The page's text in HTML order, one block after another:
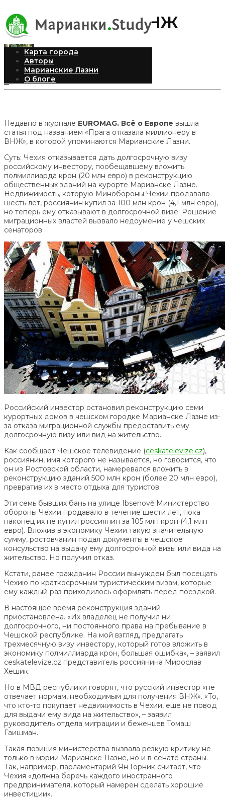
Карта города
Авторы
Марианские Лазни
О блоге
Миллионер и ВНЖ
Andrea Опубликовано 12.06.2012
Недавно в журнале EUROMAG. Всё о Европе вышла
статья под названием «Прага отказала миллионеру в
ВНЖ», в которой упоминаются Марианские Лазни.
Суть: Чехия отказывается дать долгосрочную визу
российскому инвестору, пообещавшему вложить
полмиллиарда крон (20 млн евро) в реконструкцию
общественных зданий на курорте Марианске Лазне.
Недвижимость, которую Минобороны Чехии продавало
шесть лет, россиянин купил за 100 млн крон (4,1 млн евро),
но теперь ему отказывают в долгосрочной визе. Решение
миграционных властей вызвало недоумение у чешских
сенаторов.
Российский инвестор остановил реконструкцию семи
курортных домов в чешском городке Марианске Лазне из-
за отказа миграционной службы предоставить ему
долгосрочную визу или вид на жительство.
Как сообщает Чешское телевидение (ceskatelevize.cz),
россиянин, имя которого не называется, но говорится, что
он из Ростовской области, намеревался вложить в
реконструкцию зданий 500 млн крон (более 20 млн евро),
превратив их в место отдыха для туристов.
Эти семь бывших бань на улице Ibsenově Министерство
обороны Чехии продавало в течение шести лет, пока
наконец их не купил россиянин за 105 млн крон (4,1 млн
евро). Вложив в экономику Чехии такую значительную
сумму, ростовчанин подал документы в чешское
консульство на выдачу ему долгосрочной визы или вида на
жительство. Но получил отказ.
Кстати, ранее гражданин России вынужден был посещать
Чехию по краткосрочным туристическим визам, которые
ему каждый раз приходилось оформлять перед поездкой.
В настоящее время реконструкция зданий
приостановлена. «Их владелец не получил ни
долгосрочного, ни постоянного права на пребывание в
Чешской республике. На мой взгляд, предлагать
трехмесячную визу инвестору, который готов вложить в
экономику полмиллиарда крон, большая ошибка», – заявил
ceskatelevize.cz представитель россиянина Мирослав
Хешик.
Но в МВД республики говорят, что русский инвестор «не
отвечает нормам, необходимым для получения ВНЖ». «То,
что кто-то покупает недвижимость в Чехии, еще не повод
для выдачи ему вида на жительство», – заявил
руководитель отдела миграции и беженцев Томаш
Гаишман.
Такая позиция министерства вызвала резкую критику не
только в мэрии Марианске Лазне, но и в сенате страны.
Так, например, парламентарий Ян Горник считает, что
Чехия «должна беречь каждого иностранного
предпринимателя, который намерен сделать хорошие
инвестиции».